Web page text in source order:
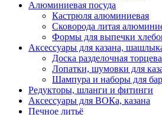
Алюминиевая посуда
Кастрюля алюминиевая
Сковорода литая
Формы для выпечки
Аксессуары для казана,
Доска разделочная
Лопатки, шумовки для
Шампура и наборы для
Редукторы, шланги и фитинги
Аксессуары для ВОКа, казана
Печное литьё